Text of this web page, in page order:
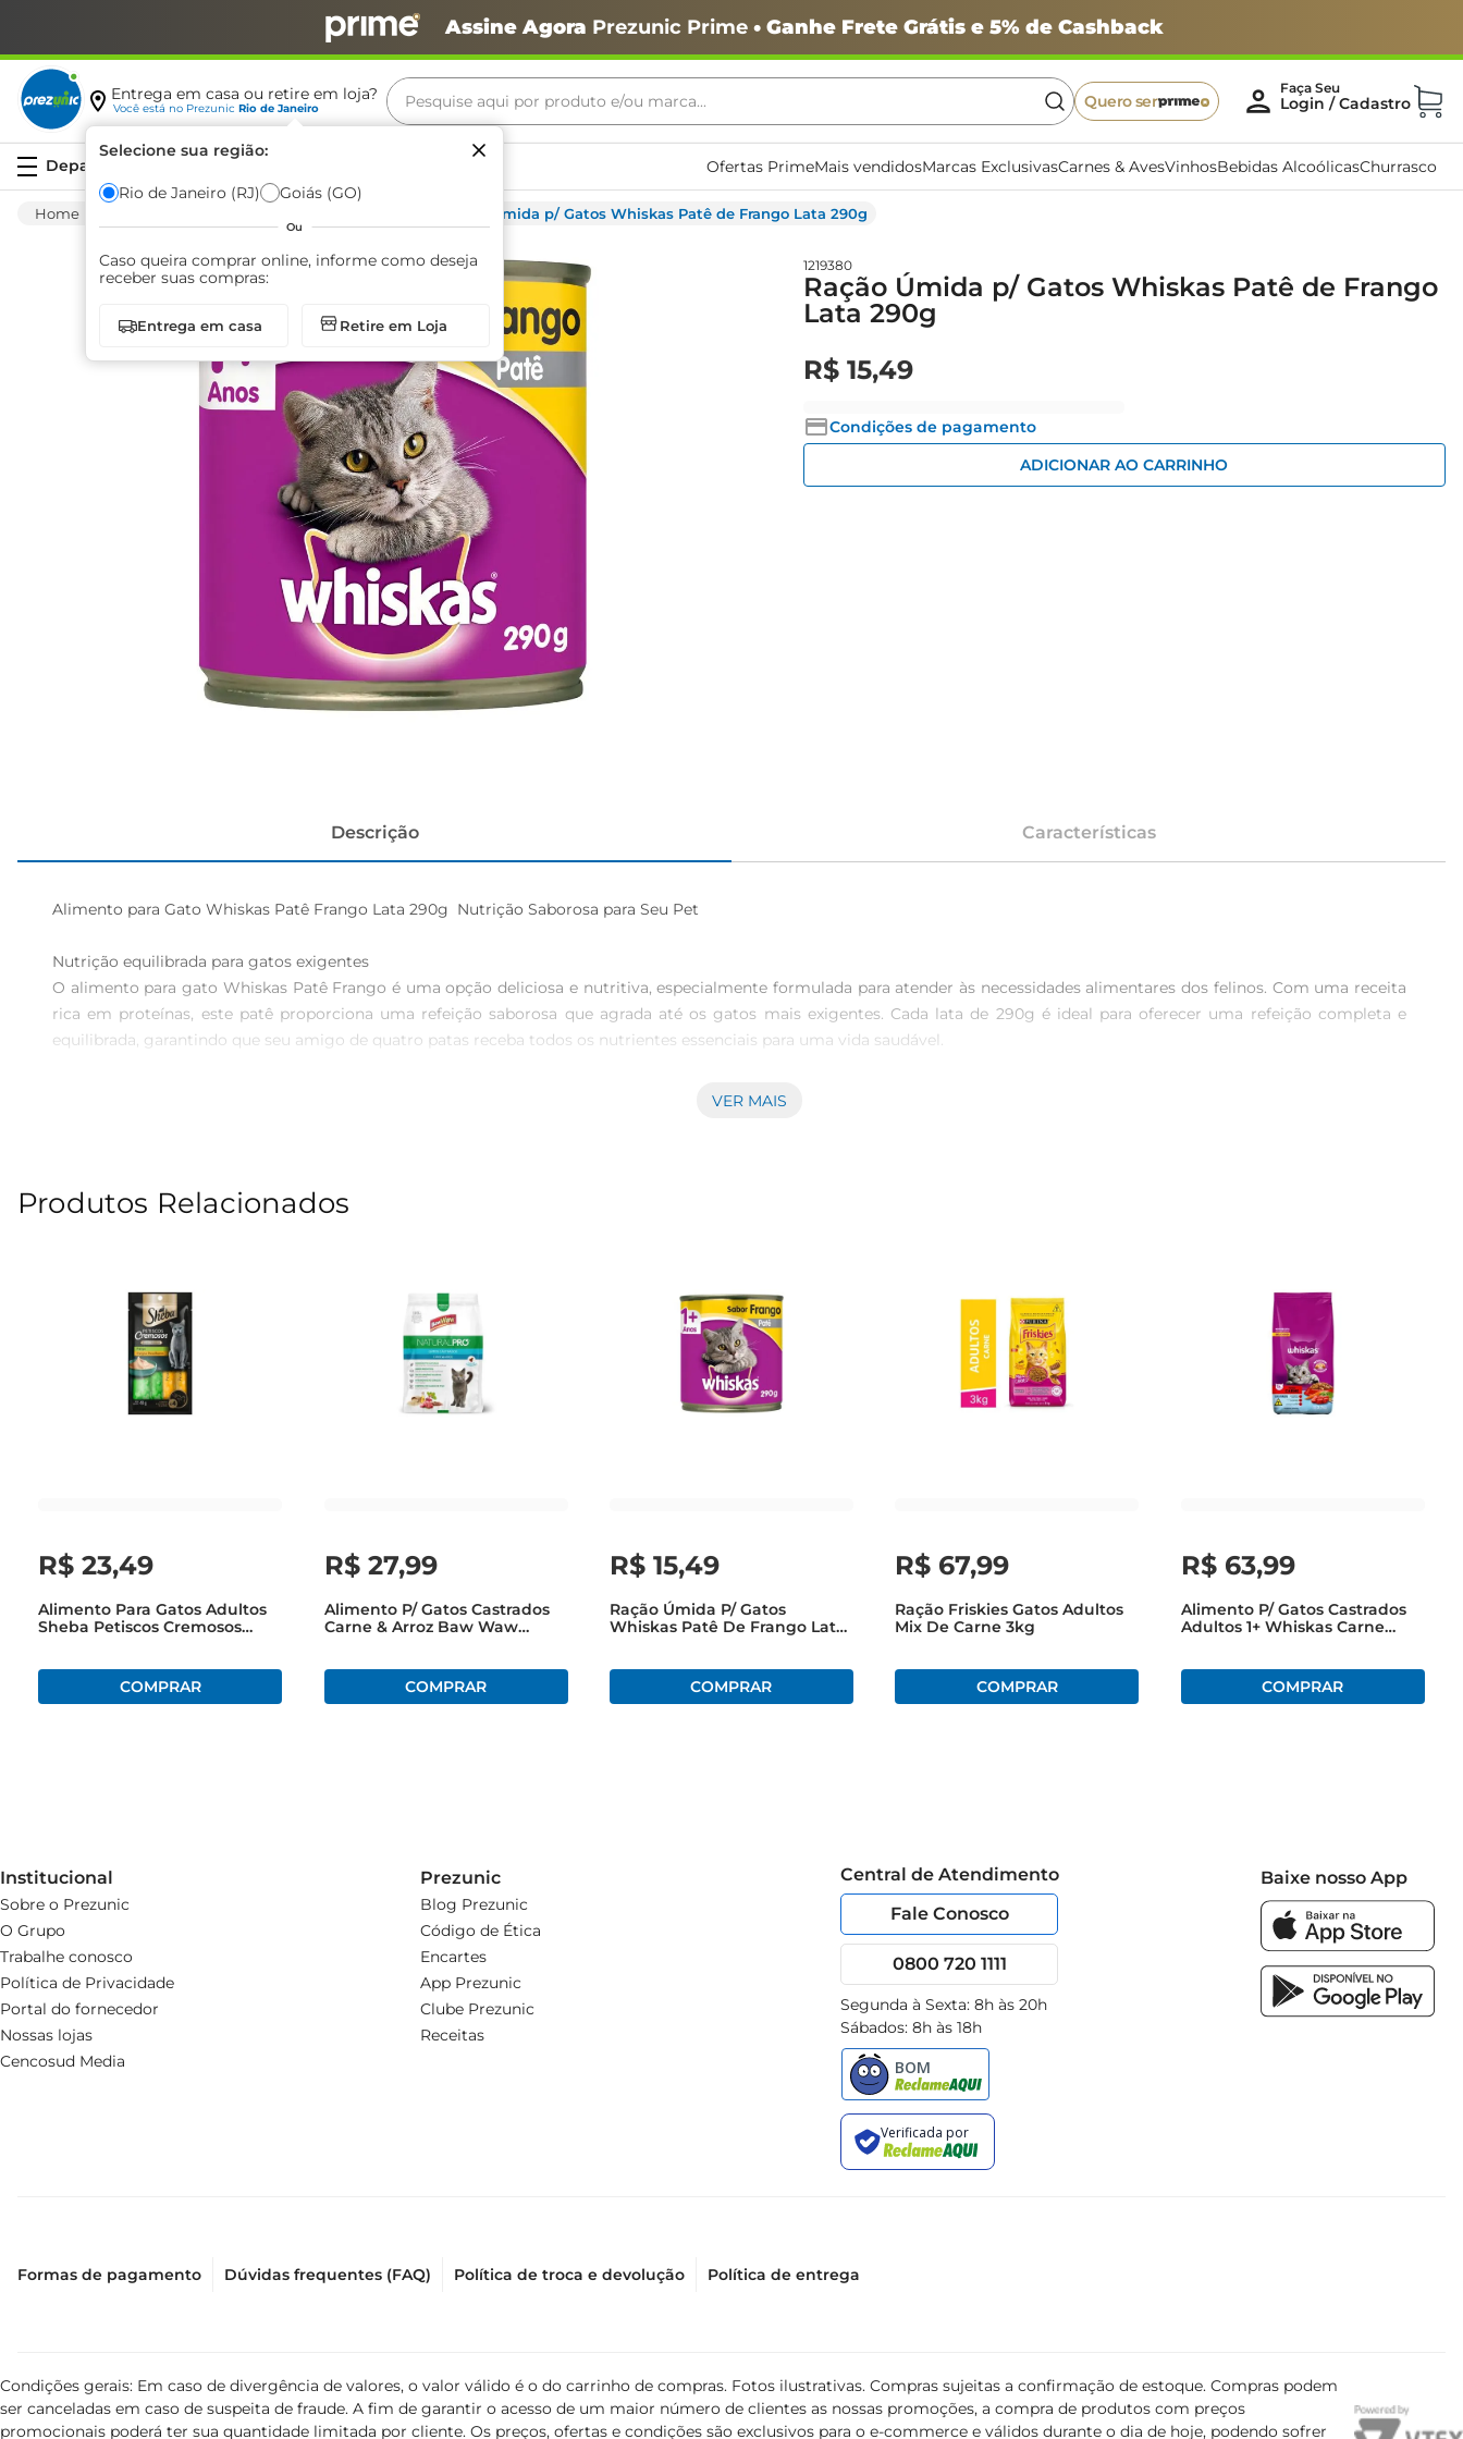
Assine Agora Prezunic Prime• Ganhe Frete Grátis e 5% de Cashback
Entrega em casa ou retire em loja?
Você está no Prezunic Rio de Janeiro
Selecione sua região:
Rio de Janeiro (RJ) Goiás (GO)
Ou
Caso queira comprar online, informe como deseja
receber suas compras:
Entrega em casa Retire em Loja
Pesquise aqui por produto e/ou marca...
Quero ser
Ofertas PrimeMais vendidosMarcas ExclusivasCarnes & AvesVinhosBebidas AlcoólicasChurrasco
Ração Úmida p/ Gatos Whiskas Patê de Frango Lata 290g
1219380
Ração Úmida p/ Gatos Whiskas Patê de Frango
Lata 290g
R$ 15,49
Condições de pagamento
ADICIONAR AO CARRINHO
Descrição Características
Alimento para Gato Whiskas Patê Frango Lata 290g  Nutrição Saborosa para Seu Pet
Nutrição equilibrada para gatos exigentes
O alimento para gato Whiskas Patê Frango é uma opção deliciosa e nutritiva, especialmente formulada para atender às necessidades alimentares dos felinos. Com uma receita
rica em proteínas, este patê proporciona uma refeição saborosa que agrada até os gatos mais exigentes. Cada lata de 290g é ideal para oferecer uma refeição completa e
equilibrada, garantindo que seu amigo de quatro patas receba todos os nutrientes essenciais para uma vida saudável.
tenha uma alimentação saborosa e nutritiva todos os dias.
Especificações do produto
VER MAIS
Produtos Relacionados
R$ 23,49
Alimento Para Gatos Adultos
Sheba Petiscos Cremosos
R$ 27,99
Alimento P/ Gatos Castrados
Carne & Arroz Baw Waw
R$ 15,49
Ração Úmida P/ Gatos
Whiskas Patê De Frango Lata
R$ 67,99
Ração Friskies Gatos Adultos
Mix De Carne 3kg
R$ 63,99
Alimento P/ Gatos Castrados
Adultos 1+ Whiskas Carne
Institucional
Sobre o Prezunic
O Grupo
Trabalhe conosco
Política de Privacidade
Portal do fornecedor
Nossas lojas
Cencosud Media
Prezunic
Blog Prezunic
Código de Ética
Encartes
App Prezunic
Clube Prezunic
Receitas
Central de Atendimento
Fale Conosco
0800 720 1111
Segunda à Sexta: 8h às 20h
Sábados: 8h às 18h
Baixe nosso App
Formas de pagamento Dúvidas frequentes (FAQ) Política de troca e devolução Política de entrega
Condições gerais: Em caso de divergência de valores, o valor válido é o do carrinho de compras. Fotos ilustrativas. Compras sujeitas a confirmação de estoque. Compras podem
ser canceladas em caso de suspeita de fraude. A fim de garantir o acesso de um maior número de clientes as nossas promoções, a compra de produtos com preços
promocionais poderá ter sua quantidade limitada por cliente. Os preços, ofertas e condições são exclusivos para o e-commerce e válidos durante o dia de hoje, podendo sofrer
Termos mais buscados
café
biscoito
azeite
arroz
iogurte
papel higiênico
cerveja